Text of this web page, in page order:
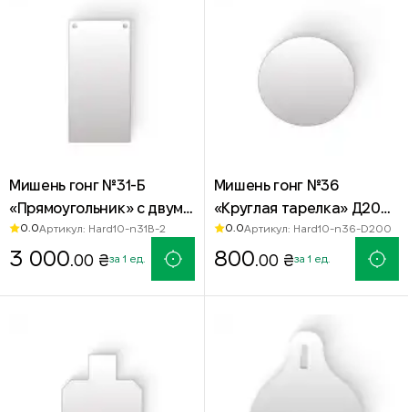
Мишень гонг №31-Б
«Прямоугольник» с двумя
отверстиями 500х250 мм
— сталь Hardox 500
0.0Артикул: Hard10-n31B-2
3 000 .00 ₴за 1 ед.
Мишень гонг №36
«Круглая тарелка» Д200
мм — сталь Hardox 500
0.0Артикул: Hard10-n36-D200
800 .00 ₴за 1 ед.